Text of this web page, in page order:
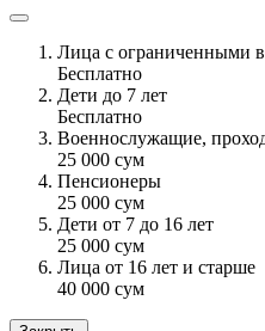
Лица с ограниченными
Бесплатно
Дети до 7 лет
Бесплатно
Военнослужащие,
25 000 сум
Пенсионеры
25 000 сум
Дети от 7 до 16 лет
25 000 сум
Лица от 16 лет и старше
40 000 сум